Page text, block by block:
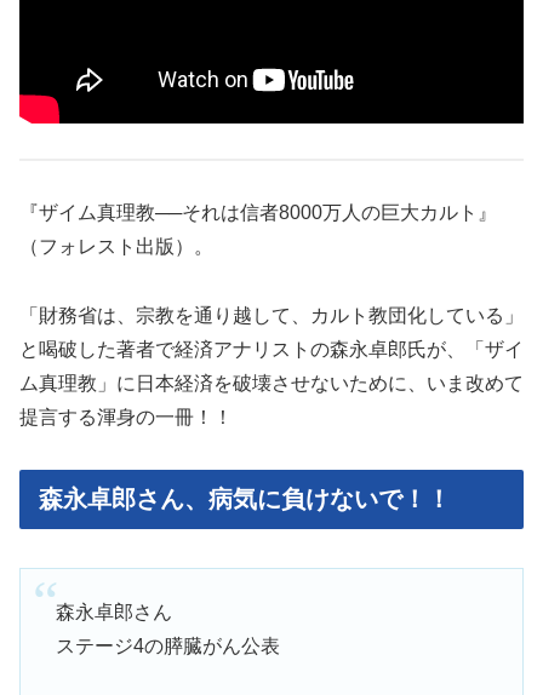
『ザイム真理教──それは信者8000万人の巨大カルト』
（フォレスト出版）。
「財務省は、宗教を通り越して、カルト教団化している」
と喝破した著者で経済アナリストの森永卓郎氏が、「ザイ
ム真理教」に日本経済を破壊させないために、いま改めて
提言する渾身の一冊！！
森永卓郎さん、病気に負けないで！！
森永卓郎さん
ステージ4の膵臓がん公表